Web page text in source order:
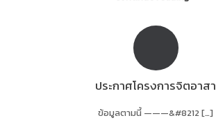
ประกาศโครงการจิตอาสา
ข้อมูลตามนี้ ———&#8212 […]